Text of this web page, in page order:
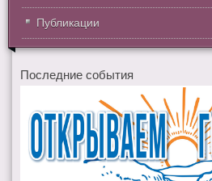
Публикации
Последние события